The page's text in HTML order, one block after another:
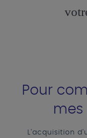
Pour
mes
L'acquisition